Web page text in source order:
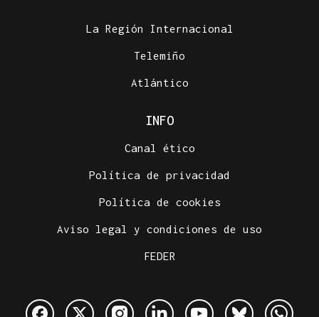
La Región Internacional
Telemiño
Atlántico
INFO
Canal ético
Política de privacidad
Política de cookies
Aviso legal y condiciones de uso
FEDER